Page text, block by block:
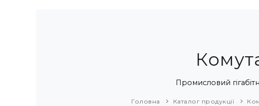
Промисловий
Головна Каталог продукції